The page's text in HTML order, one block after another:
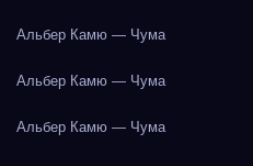
Альбер Камю — Чума
Альбер Камю — Чума
Альбер Камю — Чума